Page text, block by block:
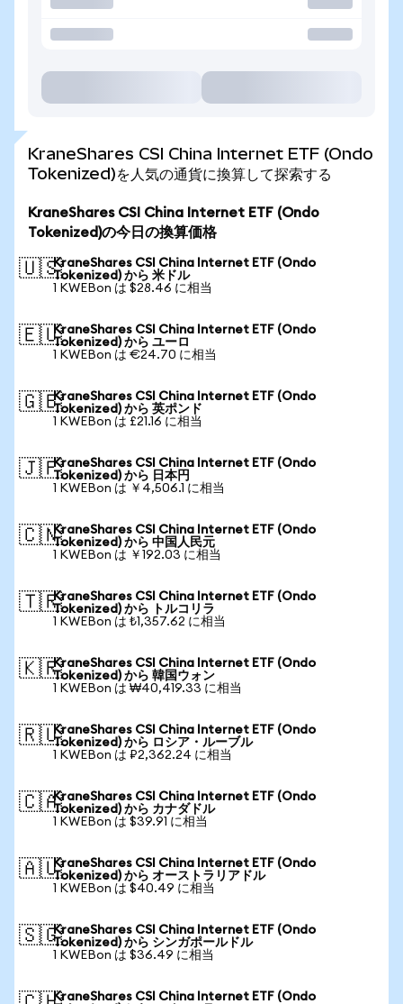
KraneShares CSI China Internet ETF (Ondo
Tokenized)を人気の通貨に換算して探索する
KraneShares CSI China Internet ETF (Ondo
Tokenized)の今日の換算価格
🇺🇸KraneShares CSI China Internet ETF (Ondo
Tokenized) から 米ドル
1 KWEBon は $28.46 に相当
🇪🇺KraneShares CSI China Internet ETF (Ondo
Tokenized) から ユーロ
1 KWEBon は €24.70 に相当
🇬🇧KraneShares CSI China Internet ETF (Ondo
Tokenized) から 英ポンド
1 KWEBon は £21.16 に相当
🇯🇵KraneShares CSI China Internet ETF (Ondo
Tokenized) から 日本円
1 KWEBon は ￥4,506.1 に相当
🇨🇳KraneShares CSI China Internet ETF (Ondo
Tokenized) から 中国人民元
1 KWEBon は ￥192.03 に相当
🇹🇷KraneShares CSI China Internet ETF (Ondo
Tokenized) から トルコリラ
1 KWEBon は ₺1,357.62 に相当
🇰🇷KraneShares CSI China Internet ETF (Ondo
Tokenized) から 韓国ウォン
1 KWEBon は ₩40,419.33 に相当
🇷🇺KraneShares CSI China Internet ETF (Ondo
Tokenized) から ロシア・ルーブル
1 KWEBon は ₽2,362.24 に相当
🇨🇦KraneShares CSI China Internet ETF (Ondo
Tokenized) から カナダドル
1 KWEBon は $39.91 に相当
🇦🇺KraneShares CSI China Internet ETF (Ondo
Tokenized) から オーストラリアドル
1 KWEBon は $40.49 に相当
🇸🇬KraneShares CSI China Internet ETF (Ondo
Tokenized) から シンガポールドル
1 KWEBon は $36.49 に相当
KraneShares CSI China Internet ETF (Ondo